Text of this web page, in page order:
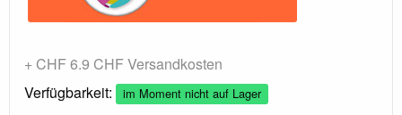
+ CHF 6.9 CHF Versandkosten
Verfügbarkeit:
im Moment nicht auf Lager